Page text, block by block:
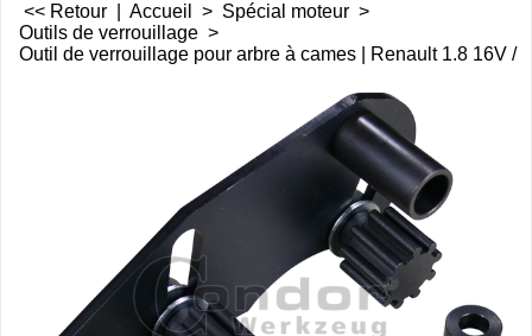
<< Retour Accueil > Spécial moteur >
Outils de verrouillage >
Outil de verrouillage pour arbre à cames | Renault 1.8 16V /